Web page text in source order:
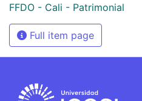
FFDO - Cali - Patrimonial
Full item page